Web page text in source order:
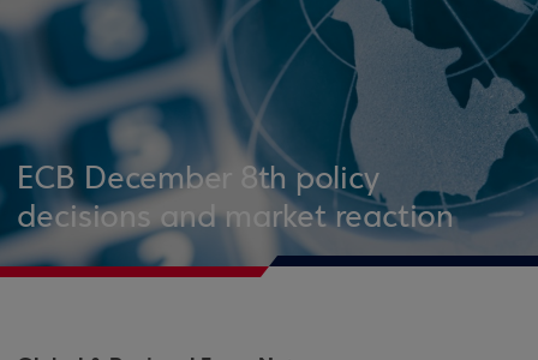
ECB December 8th policy
decisions and market reaction